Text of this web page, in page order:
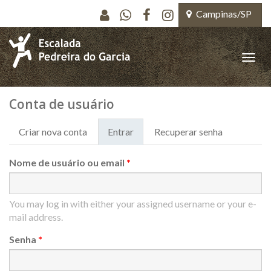
Pular para o conteúdo principal
Campinas/SP
Toggle
Conta de usuário
Abas primárias
Criar nova conta Entrar
ativa)
Recuperar senha
Nome de usuário ou email *
You may log in with either your assigned username or your e-
mail address.
Senha *